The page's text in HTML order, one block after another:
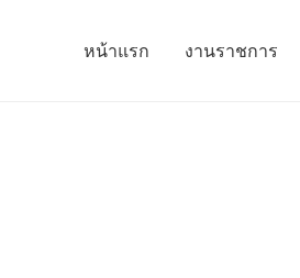
หน้าแรก งานราชการ